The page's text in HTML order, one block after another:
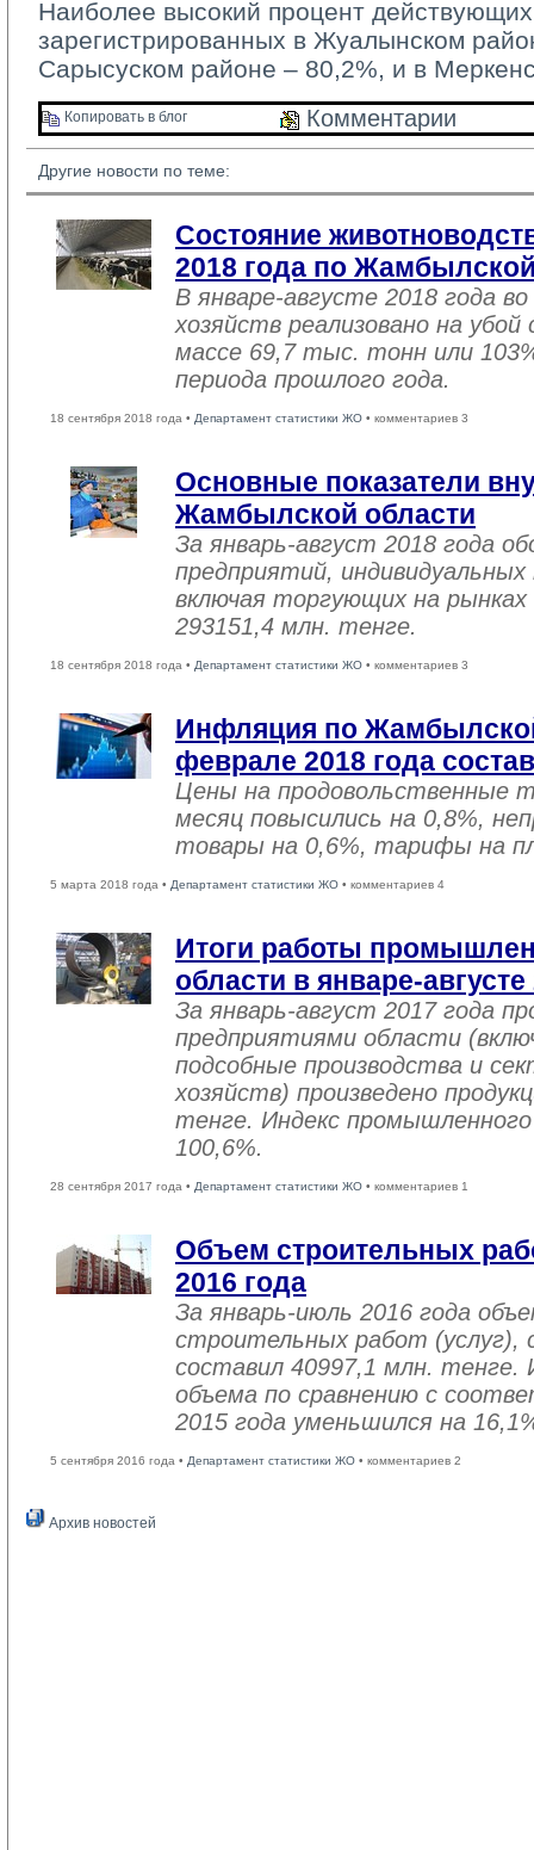
Наиболее высокий процент
зарегистрированных в Жуалынском
Сарысуском районе – 80,2%, и в
Копировать в блог Комментарии
Другие новости по теме:
Состояние
2018 года по
В январе-августе 2018 года
хозяйств реализовано на
массе 69,7 тыс. тонн или
периода прошлого года.
18 сентября 2018 года • Департамент статистики ЖО • комментариев 3
Основные показатели
Жамбылской области
За январь-август 2018 года
предприятий,
включая торгующих на рынках
293151,4 млн. тенге.
18 сентября 2018 года • Департамент статистики ЖО • комментариев 3
Инфляция по
феврале 2018 года
Цены на продовольственные
месяц повысились на 0,8%,
товары на 0,6%, тарифы на
5 марта 2018 года • Департамент статистики ЖО • комментариев 4
Итоги работы
области в январе-августе
За январь-август 2017 года
предприятиями области
подсобные производства и
хозяйств) произведено
тенге. Индекс
100,6%.
28 сентября 2017 года • Департамент статистики ЖО • комментариев 1
Объем строительных
2016 года
За январь-июль 2016 года
строительных работ (услуг),
составил 40997,1 млн. тенге.
объема по сравнению с
2015 года уменьшился на
5 сентября 2016 года • Департамент статистики ЖО • комментариев 2
Архив новостей